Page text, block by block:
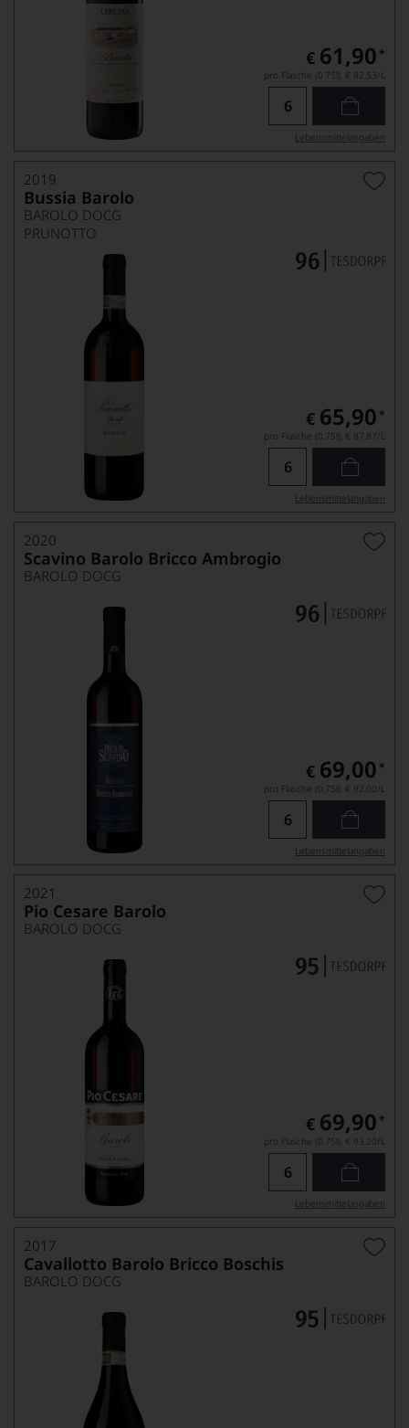
€ 61,90 *
pro Flasche (0.75l), € 82,53/L
Lebensmittel­angaben
2019
Bussia Barolo
BAROLO DOCG
PRUNOTTO
€ 65,90 *
pro Flasche (0.75l), € 87,87/L
Lebensmittel­angaben
2020
Scavino Barolo Bricco Ambrogio
BAROLO DOCG
€ 69,00 *
pro Flasche (0.75l), € 92,00/L
Lebensmittel­angaben
2021
Pio Cesare Barolo
BAROLO DOCG
€ 69,90 *
pro Flasche (0.75l), € 93,20/L
Lebensmittel­angaben
2017
Cavallotto Barolo Bricco Boschis
BAROLO DOCG